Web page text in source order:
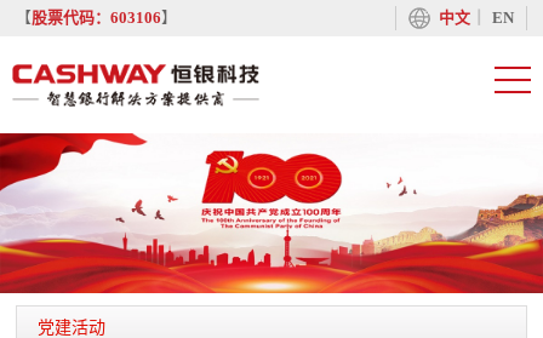
【股票代码：603106】 中文丨 EN
党建活动